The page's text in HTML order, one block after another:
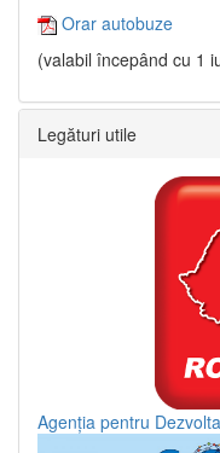
Orar autobuze
(valabil începând cu 1
Legături utile
Agenția pentru